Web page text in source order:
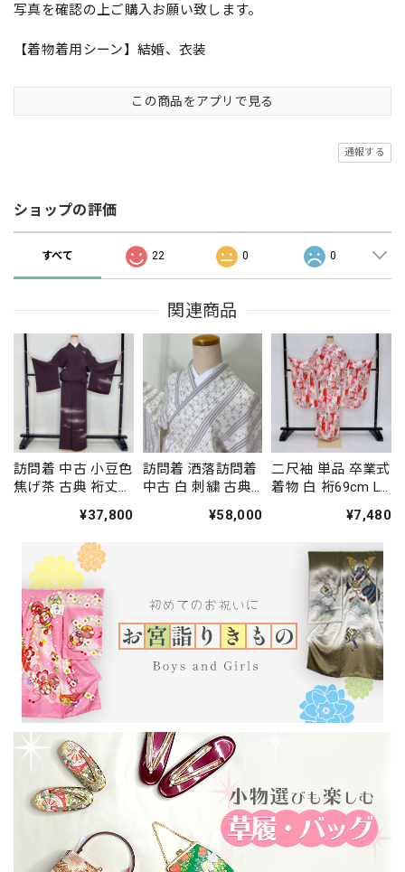
写真を確認の上ご購入お願い致します。
【着物着用シーン】結婚、衣装
この商品をアプリで見る
通報する
ショップの評価
すべて 22 0 0
関連商品
訪問着 中古 小豆色
焦げ茶 古典 裄丈
164.5cm 結婚式 着
物 入学式 卒業式
礼装 3114
¥37,800
訪問着 洒落訪問着
中古 白 刺繍 古典
166.5cm 結婚式 着
¥58,000
二尺袖 単品 卒業式
着物 白 裄69cm LL
繊 中古 4577¥7,480